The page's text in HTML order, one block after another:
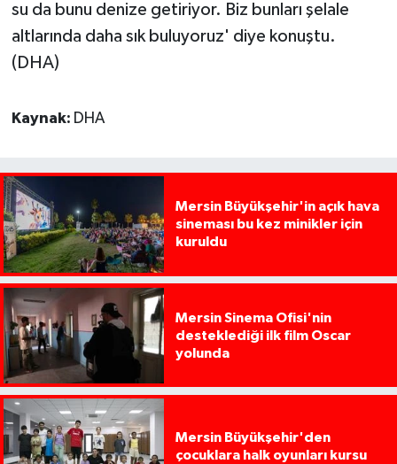
su da bunu denize getiriyor. Biz bunları şelale
altlarında daha sık buluyoruz' diye konuştu.
(DHA)
Kaynak: DHA
Mersin Büyükşehir'in açık hava
sineması bu kez minikler için
kuruldu
Mersin Sinema Ofisi'nin
desteklediği ilk film Oscar
yolunda
Mersin Büyükşehir'den
çocuklara halk oyunları kursu